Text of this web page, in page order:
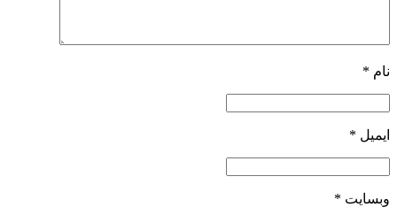
نام *
ایمیل *
وبسایت *